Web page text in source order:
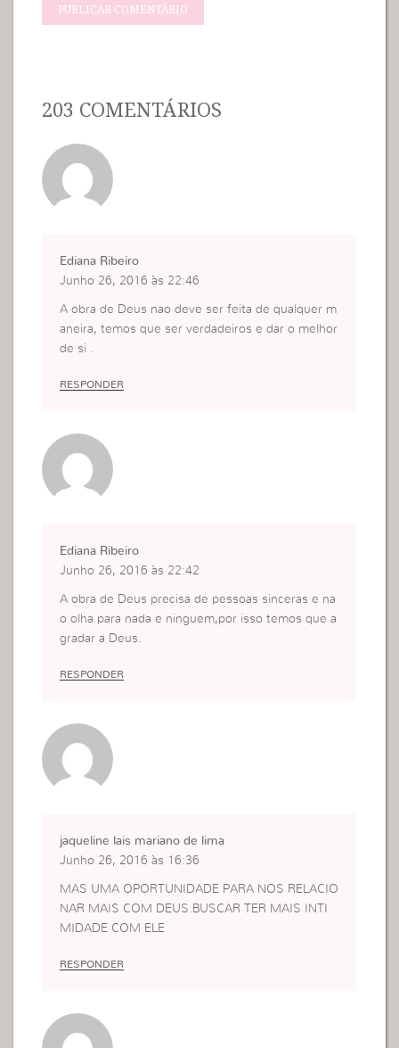
203 COMENTÁRIOS
Ediana Ribeiro
Junho 26, 2016 às 22:46
A obra de Deus nao deve ser feita de qualquer m
aneira, temos que ser verdadeiros e dar o melhor
de si .
RESPONDER
Ediana Ribeiro
Junho 26, 2016 às 22:42
A obra de Deus precisa de pessoas sinceras e na
o olha para nada e ninguem,por isso temos que a
gradar a Deus.
RESPONDER
jaqueline lais mariano de lima
Junho 26, 2016 às 16:36
MAS UMA OPORTUNIDADE PARA NOS RELACIO
NAR MAIS COM DEUS.BUSCAR TER MAIS INTI
MIDADE COM ELE
RESPONDER